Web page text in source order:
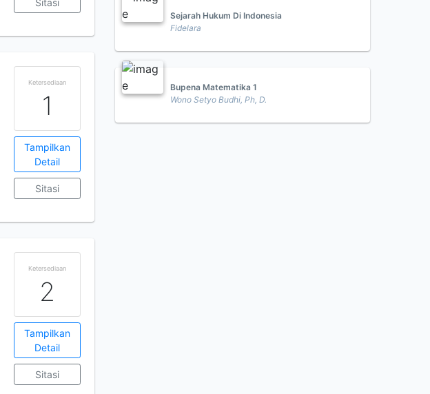
Sitasi
Ketersediaan
1
Tampilkan
Detail
Sitasi
Ketersediaan
2
Tampilkan
Detail
Sitasi
Sejarah Hukum Di Indonesia
Fidelara
Bupena Matematika 1
Wono Setyo Budhi, Ph, D.